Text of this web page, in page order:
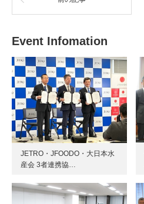
Event Infomation
JETRO・JFOODO・大日本水
産会 3者連携協…